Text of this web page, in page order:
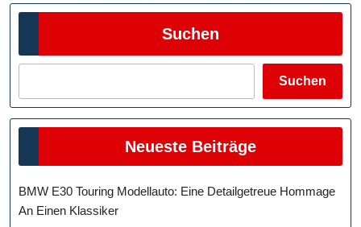
Suchen
Suchen
Neueste Beiträge
BMW E30 Touring Modellauto: Eine Detailgetreue Hommage
An Einen Klassiker